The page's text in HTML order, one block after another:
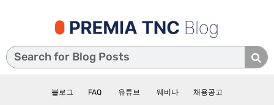
블로그 FAQ 유튜브 웨비나 채용공고